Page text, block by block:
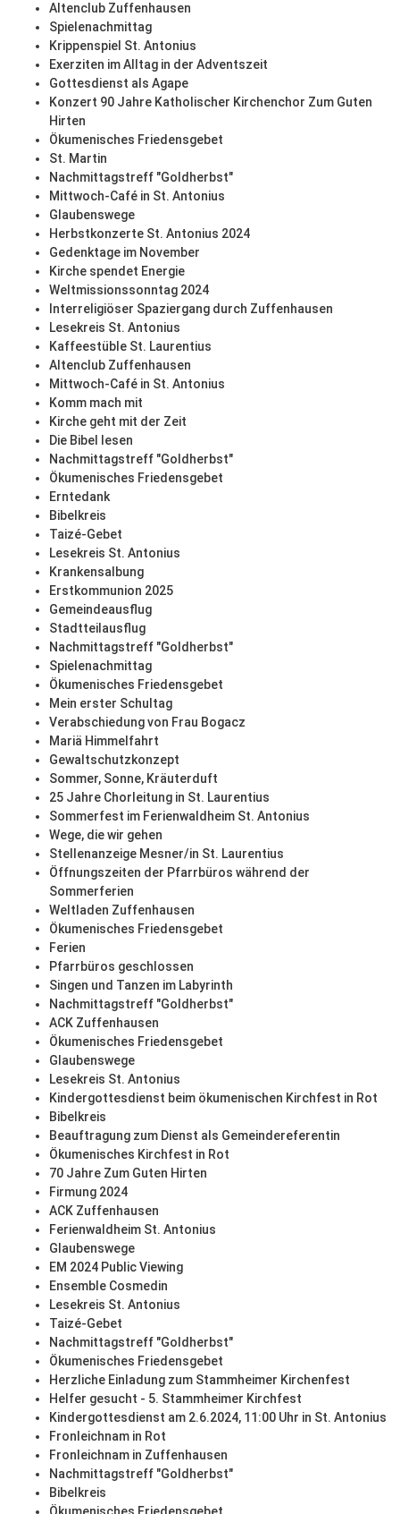
Altenclub Zuffenhausen
Spielenachmittag
Krippenspiel St. Antonius
Exerziten im Alltag in der Adventszeit
Gottesdienst als Agape
Konzert 90 Jahre Katholischer Kirchenchor Zum Guten
Hirten
Ökumenisches Friedensgebet
St. Martin
Nachmittagstreff "Goldherbst"
Mittwoch-Café in St. Antonius
Glaubenswege
Herbstkonzerte St. Antonius 2024
Gedenktage im November
Kirche spendet Energie
Weltmissionssonntag 2024
Interreligiöser Spaziergang durch Zuffenhausen
Lesekreis St. Antonius
Kaffeestüble St. Laurentius
Altenclub Zuffenhausen
Mittwoch-Café in St. Antonius
Komm mach mit
Kirche geht mit der Zeit
Die Bibel lesen
Nachmittagstreff "Goldherbst"
Ökumenisches Friedensgebet
Erntedank
Bibelkreis
Taizé-Gebet
Lesekreis St. Antonius
Krankensalbung
Erstkommunion 2025
Gemeindeausflug
Stadtteilausflug
Nachmittagstreff "Goldherbst"
Spielenachmittag
Ökumenisches Friedensgebet
Mein erster Schultag
Verabschiedung von Frau Bogacz
Mariä Himmelfahrt
Gewaltschutzkonzept
Sommer, Sonne, Kräuterduft
25 Jahre Chorleitung in St. Laurentius
Sommerfest im Ferienwaldheim St. Antonius
Wege, die wir gehen
Stellenanzeige Mesner/in St. Laurentius
Öffnungszeiten der Pfarrbüros während der
Sommerferien
Weltladen Zuffenhausen
Ökumenisches Friedensgebet
Ferien
Pfarrbüros geschlossen
Singen und Tanzen im Labyrinth
Nachmittagstreff "Goldherbst"
ACK Zuffenhausen
Ökumenisches Friedensgebet
Glaubenswege
Lesekreis St. Antonius
Kindergottesdienst beim ökumenischen Kirchfest in Rot
Bibelkreis
Beauftragung zum Dienst als Gemeindereferentin
Ökumenisches Kirchfest in Rot
70 Jahre Zum Guten Hirten
Firmung 2024
ACK Zuffenhausen
Ferienwaldheim St. Antonius
Glaubenswege
EM 2024 Public Viewing
Ensemble Cosmedin
Lesekreis St. Antonius
Taizé-Gebet
Nachmittagstreff "Goldherbst"
Ökumenisches Friedensgebet
Herzliche Einladung zum Stammheimer Kirchenfest
Helfer gesucht - 5. Stammheimer Kirchfest
Kindergottesdienst am 2.6.2024, 11:00 Uhr in St. Antonius
Fronleichnam in Rot
Fronleichnam in Zuffenhausen
Nachmittagstreff "Goldherbst"
Bibelkreis